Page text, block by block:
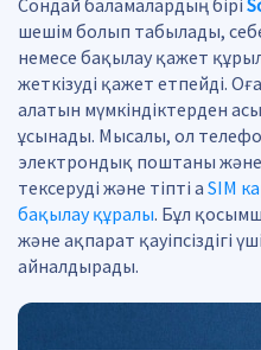
шешім болып табылады,
немесе бақылау қажет
жеткізуді қажет етпейді.
алатын мүмкіндіктерден
ұсынады. Мысалы, ол телефон
электрондық поштаны
тексеруді және тіпті а SIM
бақылау құралы. Бұл
және ақпарат қауіпсіздігі
айналдырады.